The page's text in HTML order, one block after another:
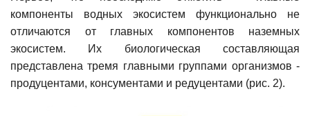
компоненты водных экосистем функционально не
отличаются от главных компонентов наземных
экосистем. Их биологическая составляющая
представлена тремя главными группами организмов -
продуцентами, консументами и редуцентами (рис. 2).